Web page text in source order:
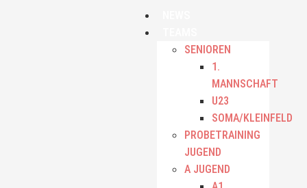
SENIOREN
1.
MANNSCHAFT
U23
SOMA/KLEINFELD
PROBETRAINING
JUGEND
A JUGEND